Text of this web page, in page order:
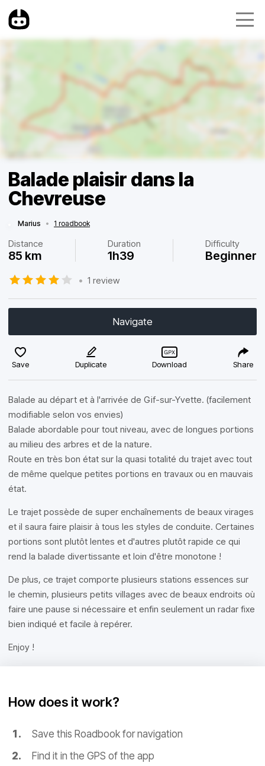
Balade plaisir dans la
Chevreuse
Marius • 1 roadbook
Distance
85 km
Duration
1h39
Difficulty
Beginner
• 1 review
Navigate
Save Duplicate Download Share
Balade au départ et à l'arrivée de Gif-sur-Yvette. (facilement
modifiable selon vos envies)
Balade abordable pour tout niveau, avec de longues portions
au milieu des arbres et de la nature.
Route en très bon état sur la quasi totalité du trajet avec tout
de même quelque petites portions en travaux ou en mauvais
état.
Le trajet possède de super enchaînements de beaux virages
et il saura faire plaisir à tous les styles de conduite. Certaines
portions sont plutôt lentes et d'autres plutôt rapide ce qui
rend la balade divertissante et loin d'être monotone !
De plus, ce trajet comporte plusieurs stations essences sur
le chemin, plusieurs petits villages avec de beaux endroits où
faire une pause si nécessaire et enfin seulement un radar fixe
bien indiqué et facile à repérer.
Enjoy !
How does it work?
Save this Roadbook for navigation
Find it in the GPS of the app